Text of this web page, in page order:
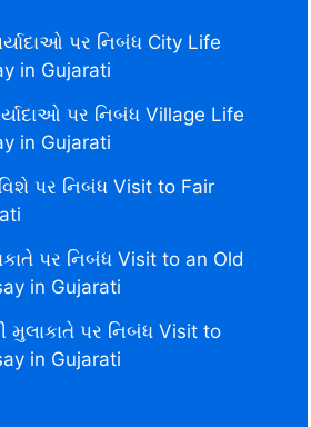
પર નિબંધ City Life
in Gujarati
પર નિબંધ Village Life
in Gujarati
પર નિબંધ Visit to Fair
પર નિબંધ Visit to an Old
in Gujarati
મુલાકાતે પર નિબંધ Visit to
in Gujarati